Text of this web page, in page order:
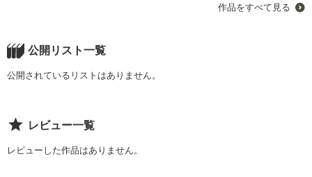
君を…
作品をすべて見る
公開リスト一覧
公開されているリストはありません。
レビュー一覧
レビューした作品はありません。